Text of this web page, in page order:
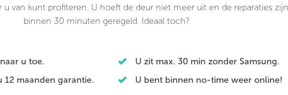
u van kunt profiteren. U hoeft de deur niet meer uit en de reparaties zijn
binnen 30 minuten geregeld. Ideaal toch?
u toe.
U zit max. 30 min zonder Samsung.
12 maanden garantie.
U bent binnen no-time weer online!